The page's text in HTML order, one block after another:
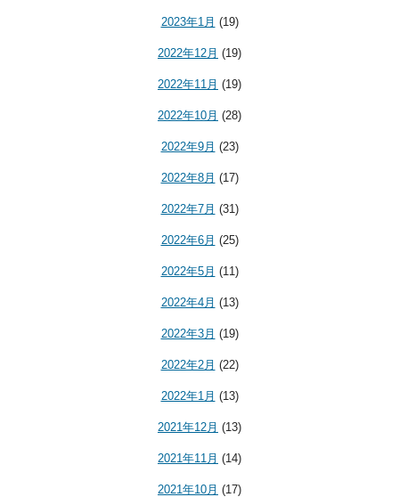
2023年1月 (19)
2022年12月 (19)
2022年11月 (19)
2022年10月 (28)
2022年9月 (23)
2022年8月 (17)
2022年7月 (31)
2022年6月 (25)
2022年5月 (11)
2022年4月 (13)
2022年3月 (19)
2022年2月 (22)
2022年1月 (13)
2021年12月 (13)
2021年11月 (14)
2021年10月 (17)